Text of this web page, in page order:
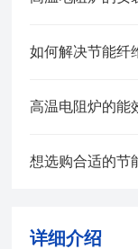
如何解决节能纤
高温电阻炉的能
详细介绍